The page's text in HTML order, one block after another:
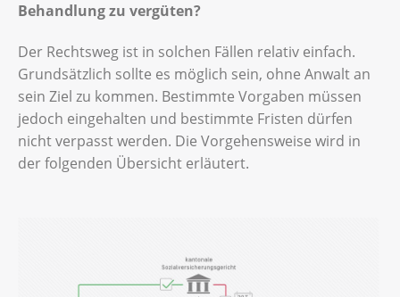
Behandlung zu vergüten?
Der Rechtsweg ist in solchen Fällen relativ einfach.
Grundsätzlich sollte es möglich sein, ohne Anwalt an
sein Ziel zu kommen. Bestimmte Vorgaben müssen
jedoch eingehalten und bestimmte Fristen dürfen
nicht verpasst werden. Die Vorgehensweise wird in
der folgenden Übersicht erläutert.